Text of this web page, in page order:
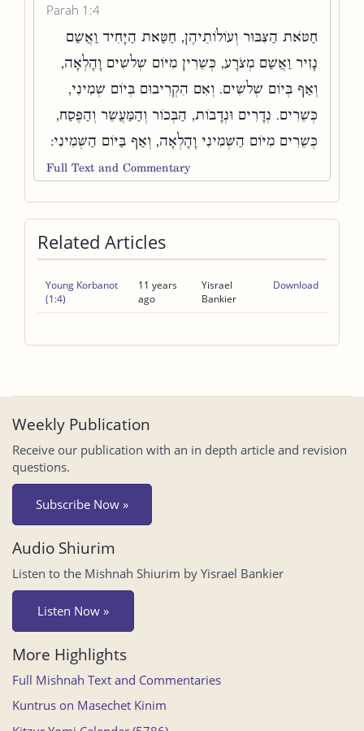
Parah 1:4
חַטֹּאת הַצִּבּוּר וְעוֹלוֹתֵיהֶן, חַטַּאת הַיָּחִיד וַאֲשַׁם
נָזִיר וַאֲשַׁם מְצֹרָע, כְּשֵׁרִין מִיּוֹם שְׁלשִׁים וָהָלְאָה,
וְאַף בְּיוֹם שְׁלשִׁים. וְאִם הִקְרִיבוּם בְּיוֹם שְׁמִינִי,
כְּשֵׁרִים. נְדָרִים וּנְדָבוֹת, הַבְּכוֹר וְהַמַּעֲשֵׂר וְהַפֶּסַח,
כְּשֵׁרִים מִיּוֹם הַשְּׁמִינִי וָהָלְאָה, וְאַף בַּיּוֹם הַשְּׁמִינִי:
Full Text and Commentary
Related Articles
Young Korbanot
(1:4)
11 years
ago
Yisrael
Bankier
Download
Weekly Publication
Receive our publication with an in depth article and revision
questions.
Subscribe Now »
Audio Shiurim
Listen to the Mishnah Shiurim by Yisrael Bankier
Listen Now »
More Highlights
Full Mishnah Text and Commentaries
Kuntrus on Masechet Kinim